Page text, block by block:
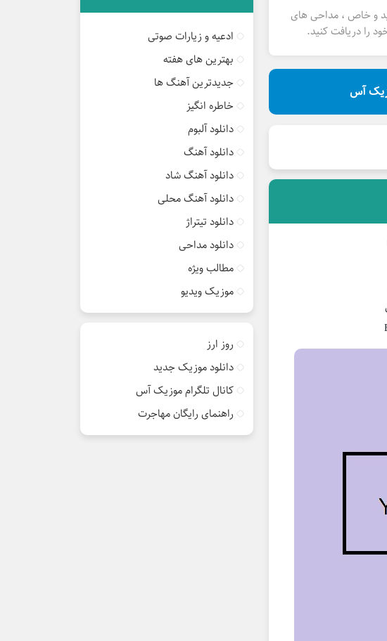
و خاص ، مداحی های
را دریافت کنید.
آس
ادعیه و زیارات صوتی
بهترین های هفته
جدیدترین آهنگ ها
خاطره انگیز
دانلود آلبوم
دانلود آهنگ
دانلود آهنگ شاد
دانلود آهنگ محلی
دانلود تیتراژ
دانلود مداحی
مطالب ویژه
موزیک ویدیو
روز ارز
دانلود موزیک جدید
کانال تلگرام موزیک آس
راهنمای رایگان مهاجرت